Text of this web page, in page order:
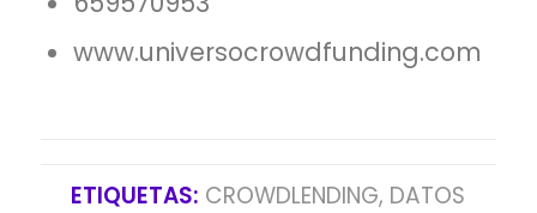
www.universocrowdfunding.com
ETIQUETAS: CROWDLENDING, DATOS